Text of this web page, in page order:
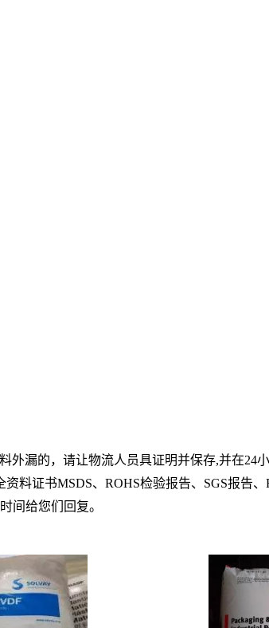
外漏的，请让物流人员具证明并保存,并在24
资料证书MSDS、 ROHS检验报告、 SGS报告、
间给您们回复。